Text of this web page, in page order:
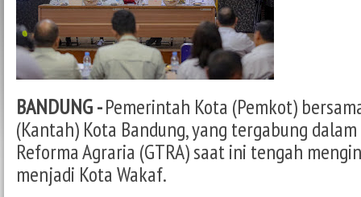
BANDUNG -Pemerintah Kota (Pemkot)
(Kantah) Kota Bandung, yang tergabung dalam
Reforma Agraria (GTRA) saat ini tengah
menjadi Kota Wakaf.